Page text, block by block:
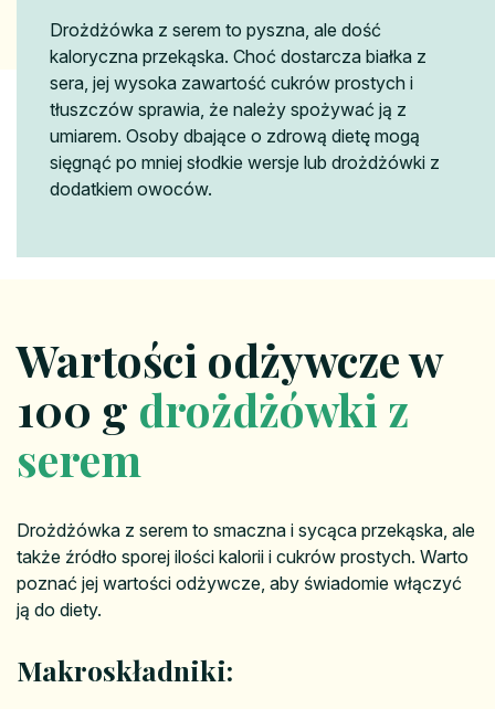
Drożdżówka z serem to pyszna, ale dość
kaloryczna przekąska. Choć dostarcza białka z
sera, jej wysoka zawartość cukrów prostych i
tłuszczów sprawia, że należy spożywać ją z
umiarem. Osoby dbające o zdrową dietę mogą
sięgnąć po mniej słodkie wersje lub drożdżówki z
dodatkiem owoców.
Wartości odżywcze w
100 g drożdżówki z
serem
Drożdżówka z serem to smaczna i sycąca przekąska, ale
także źródło sporej ilości kalorii i cukrów prostych. Warto
poznać jej wartości odżywcze, aby świadomie włączyć
ją do diety.
Makroskładniki: